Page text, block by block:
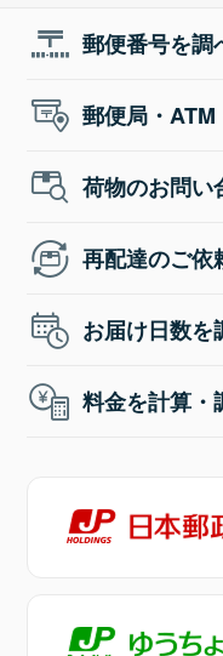
郵便番号を調
郵便局・
荷物のお問い
再配達のご依
お届け日数を
料金を計算・